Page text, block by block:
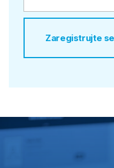
Zaregistrujte se